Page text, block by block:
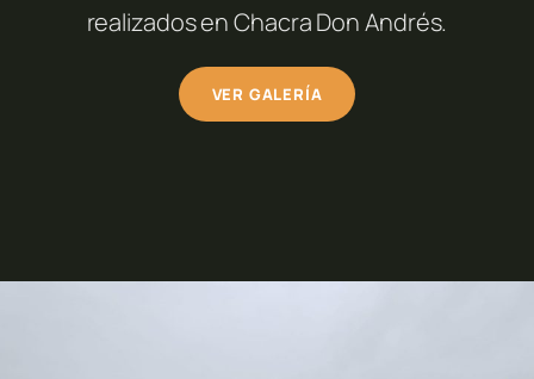
realizados en Chacra Don Andrés.
VER GALERÍA